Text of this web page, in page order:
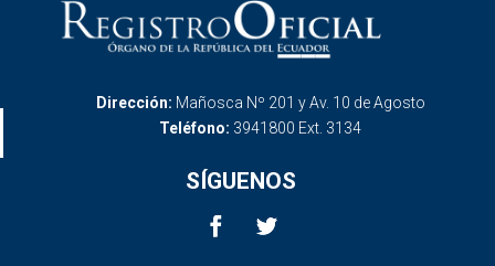
Dirección: Mañosca Nº 201 y Av. 10 de Agosto
Teléfono: 3941800 Ext. 3134
SÍGUENOS